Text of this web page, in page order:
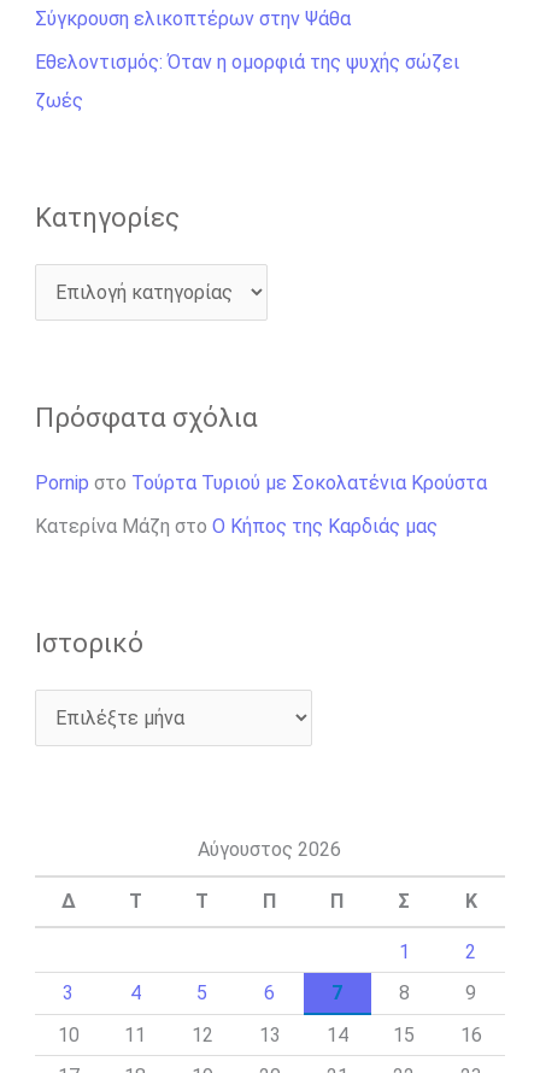
γ
ι
α
Σύγκρουση ελικοπτέρων στην Ψάθα
Εθελοντισμός: Όταν η ομορφιά της ψυχής σώζει
ζωές
Kατηγορίες
Πρόσφατα σχόλια
Pornip στο Τούρτα Τυριού με Σοκολατένια Κρούστα
Κατερίνα Μάζη στο Ο Κήπος της Καρδιάς μας
Ιστορικό
Αύγουστος 2026
Δ Τ Τ Π Π Σ Κ
1
2
3
4 5 6 7 8
9
10
11 12 13 14 15
16